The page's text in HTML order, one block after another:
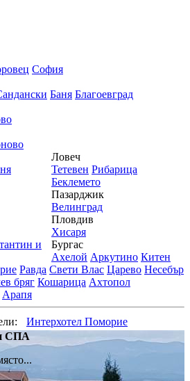
София
Баня Благоевград
и
Ловеч
Тетевен Рибарица
Беклемето
Пазарджик
Велинград
Пловдив
Хисаря
Бургас
Ахелой Аркутино Китен
Равда Свети Влас Царево Несебър
бряг Кошарица Ахтопол
Арапя
Интерхотел Поморие
СПА